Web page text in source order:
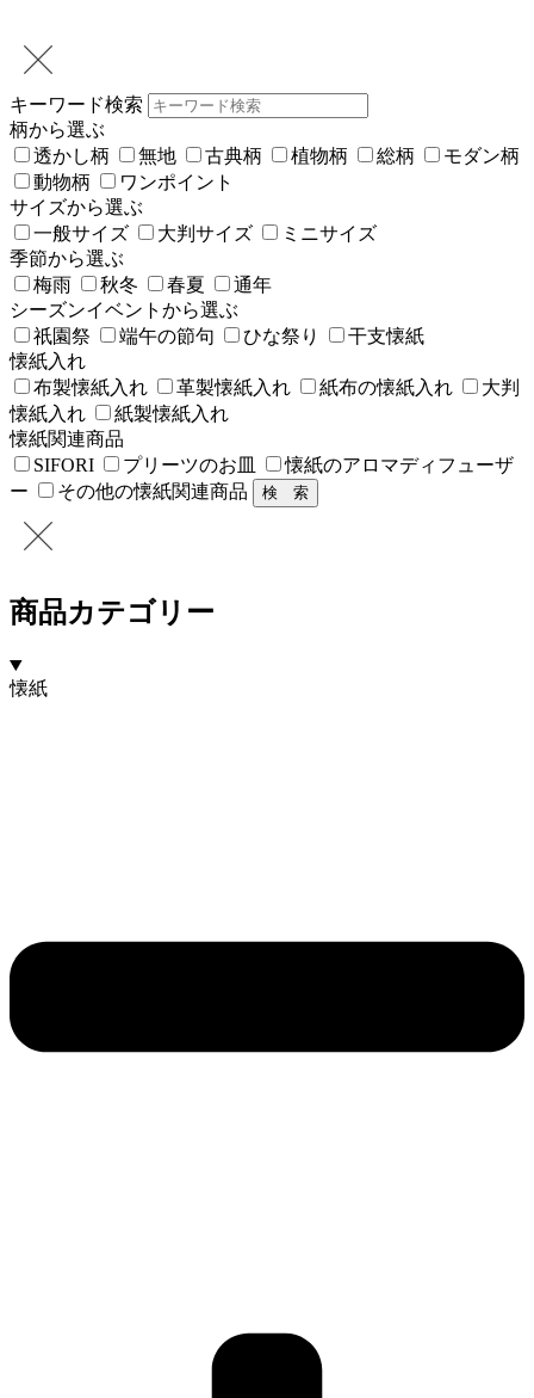
キーワード検索
柄から選ぶ
透かし柄
無地 古典柄 植物柄 総柄
モダン柄
動物柄
ワンポイント
サイズから選ぶ
一般サイズ
大判サイズ
ミニサイズ
季節から選ぶ
梅雨
秋冬 春夏
通年
シーズンイベントから選ぶ
祇園祭
端午の節句 ひな祭り
干支懐紙
懐紙入れ
布製懐紙入れ
革製懐紙入れ 紙布の懐紙入れ
大判
懐紙入れ
紙製懐紙入れ
懐紙関連商品
SIFORI
プリーツのお皿
懐紙のアロマディフューザ
ー
その他の懐紙関連商品
商品カテゴリー
懐紙